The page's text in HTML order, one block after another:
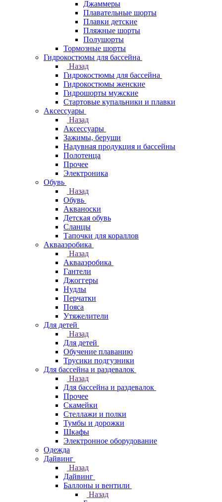
Джаммеры
Плавательные шорты
Плавки детские
Пляжные шорты
Полушорты
Тормозные шорты
Гидрокостюмы для бассейна
Назад
Гидрокостюмы для бассейна
Гидрокостюмы женские
Гидрошорты мужские
Стартовые купальники и плавки
Аксессуары
Назад
Аксессуары
Зажимы, беруши
Надувная продукция и бассейны
Полотенца
Прочее
Электроника
Обувь
Назад
Обувь
Акваноски
Детская обувь
Сланцы
Тапочки для кораллов
Аквааэробика
Назад
Аквааэробика
Гантели
Джоггеры
Нудлы
Перчатки
Пояса
Утяжелители
Для детей
Назад
Для детей
Обучение плаванию
Трусики подгузники
Для бассейна и раздевалок
Назад
Для бассейна и раздевалок
Прочее
Скамейки
Стеллажи и полки
Тумбы и дорожки
Шкафы
Электронное оборудование
Одежда
Дайвинг
Назад
Дайвинг
Баллоны и вентили
Назад